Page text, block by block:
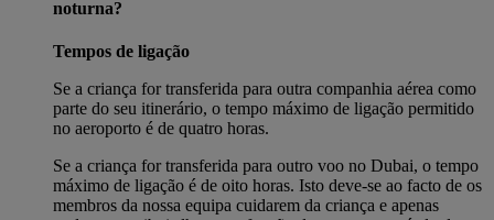
noturna?
Tempos de ligação
Se a criança for transferida para outra companhia aérea como
parte do seu itinerário, o tempo máximo de ligação permitido
no aeroporto é de quatro horas.
Se a criança for transferida para outro voo no Dubai, o tempo
máximo de ligação é de oito horas. Isto deve-se ao facto de os
membros da nossa equipa cuidarem da criança e apenas